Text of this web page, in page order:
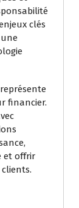
clés
financier.
et offrir